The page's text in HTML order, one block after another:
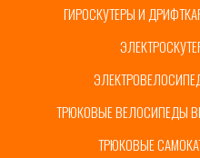
ГИРОСКУТЕРЫ И
ТРЮКОВЫЕ ВЕЛОСИПЕДЫ
ТРЮКОВЫЕ